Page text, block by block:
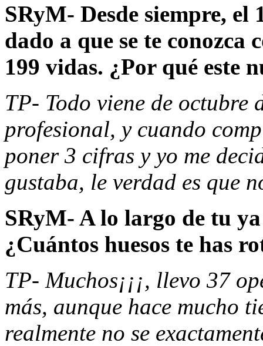
SRyM- Desde siempre,
dado a que se te conozca
199 vidas. ¿Por qué este
TP- Todo viene de octubre
profesional, y cuando
poner 3 cifras y yo me
gustaba, le verdad es que
SRyM- A lo largo de tu
¿Cuántos huesos te has
TP- Muchos¡¡¡, llevo 37
más, aunque hace mucho
realmente no se